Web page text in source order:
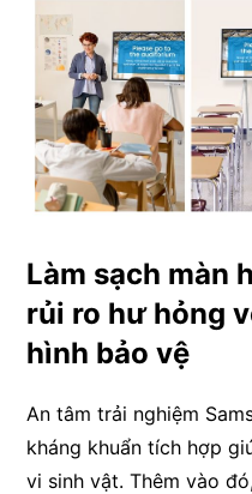
Làm sạch màn
rủi ro hư hỏng
hình bảo vệ
An tâm trải nghiệm
kháng khuẩn tích hợp
vi sinh vật. Thêm vào